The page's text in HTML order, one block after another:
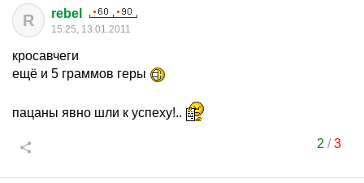
R rebel
15:25, 13.01.2011
кросавчеги
ещё и 5 граммов геры
пацаны явно шли к успеху!..
2 /3